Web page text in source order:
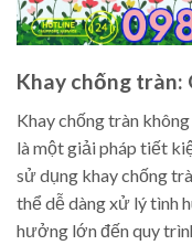
Khay chống tràn:
Khay chống tràn
là một giải pháp tiết
sử dụng khay chống
thể dễ dàng xử lý tình
hưởng lớn đến quy